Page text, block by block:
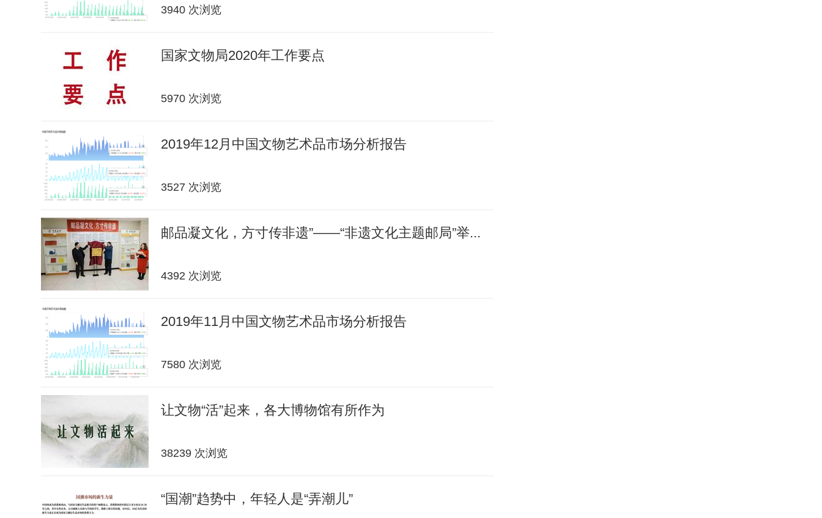
3940 次浏览
国家文物局2020年工作要点
5970 次浏览
2019年12月中国文物艺术品市场分析报告
3527 次浏览
邮品凝文化，方寸传非遗”——“非遗文化主题邮局”举...
4392 次浏览
2019年11月中国文物艺术品市场分析报告
7580 次浏览
让文物“活”起来，各大博物馆有所作为
38239 次浏览
“国潮”趋势中，年轻人是“弄潮儿”